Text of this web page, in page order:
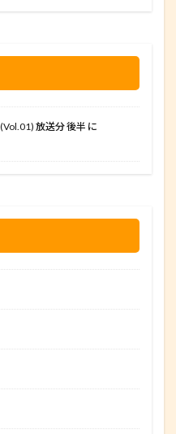
放送分 後半 に